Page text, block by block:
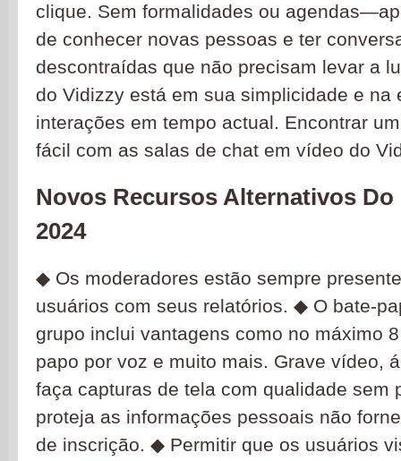
clique. Sem formalidades ou
de conhecer novas pessoas e ter
descontraídas que não precisam levar a
do Vidizzy está em sua simplicidade e na
interações em tempo actual. Encontrar
fácil com as salas de chat em vídeo do
Novos Recursos Alternativos Do
2024
◆ Os moderadores estão sempre
usuários com seus relatórios. ◆ O bate-
grupo inclui vantagens como no máximo
papo por voz e muito mais. Grave vídeo,
faça capturas de tela com qualidade sem
proteja as informações pessoais não
de inscrição. ◆ Permitir que os usuários